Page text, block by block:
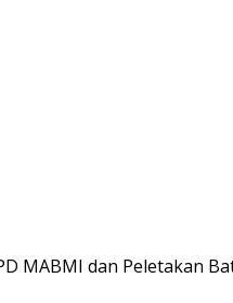
MABMI dan Peletakan